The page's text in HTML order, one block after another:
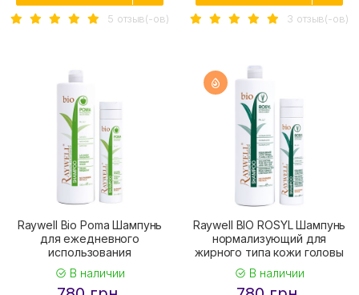
5 отзыв(-ов) 3 отзыв(-ов)
Raywell Bio Poma Шампунь
для ежедневного
использования
В наличии
Raywell BIO ROSYL Шампунь
нормализующий для
жирного типа кожи головы
В наличии